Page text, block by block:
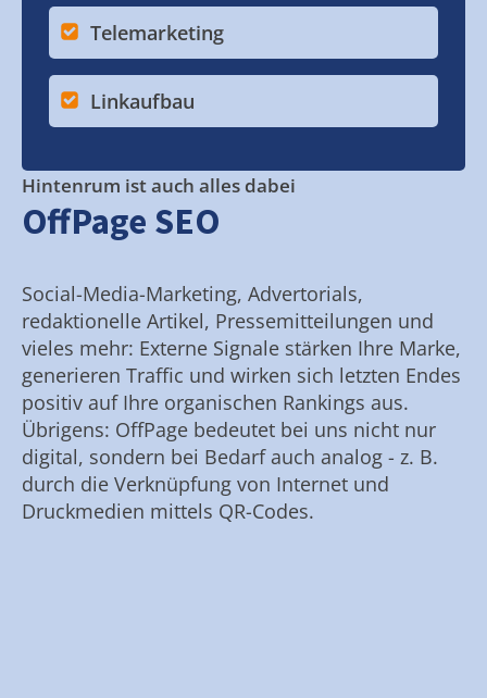
Telemarketing
Linkaufbau
Hintenrum ist auch alles dabei
OffPage SEO
Social-Media-Marketing, Advertorials,
redaktionelle Artikel, Pressemitteilungen und
vieles mehr: Externe Signale stärken Ihre Marke,
generieren Traffic und wirken sich letzten Endes
positiv auf Ihre organischen Rankings aus.
Übrigens: OffPage bedeutet bei uns nicht nur
digital, sondern bei Bedarf auch analog - z. B.
durch die Verknüpfung von Internet und
Druckmedien mittels QR-Codes.